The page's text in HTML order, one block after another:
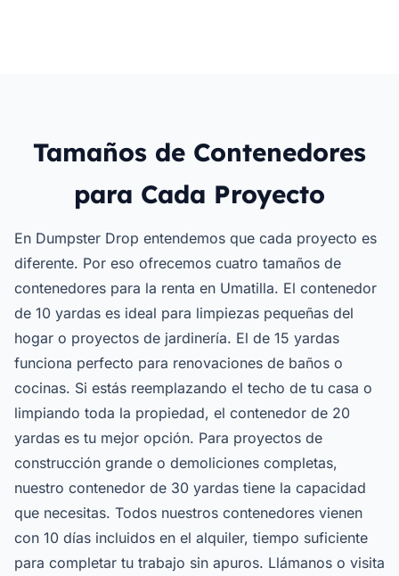
Tamaños de Contenedores
para Cada Proyecto
En Dumpster Drop entendemos que cada proyecto es
diferente. Por eso ofrecemos cuatro tamaños de
contenedores para la renta en Umatilla. El contenedor
de 10 yardas es ideal para limpiezas pequeñas del
hogar o proyectos de jardinería. El de 15 yardas
funciona perfecto para renovaciones de baños o
cocinas. Si estás reemplazando el techo de tu casa o
limpiando toda la propiedad, el contenedor de 20
yardas es tu mejor opción. Para proyectos de
construcción grande o demoliciones completas,
nuestro contenedor de 30 yardas tiene la capacidad
que necesitas. Todos nuestros contenedores vienen
con 10 días incluidos en el alquiler, tiempo suficiente
para completar tu trabajo sin apuros. Llámanos o visita